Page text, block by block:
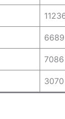
6689
7086
3070